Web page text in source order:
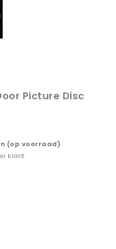
Picture Disc
(op voorraad)
klant.